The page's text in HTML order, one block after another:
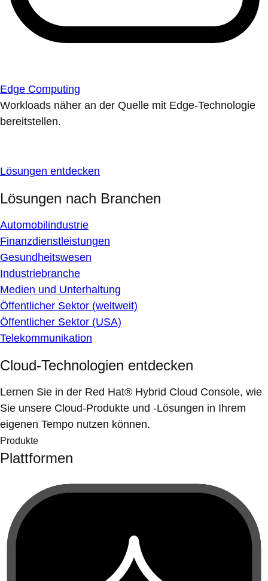
Edge Computing
Workloads näher an der Quelle mit Edge-Technologie
bereitstellen.
Lösungen entdecken
Lösungen nach Branchen
Automobilindustrie
Finanzdienstleistungen
Gesundheitswesen
Industriebranche
Medien und Unterhaltung
Öffentlicher Sektor (weltweit)
Öffentlicher Sektor (USA)
Telekommunikation
Cloud-Technologien entdecken
Lernen Sie in der Red Hat® Hybrid Cloud Console, wie
Sie unsere Cloud-Produkte und -Lösungen in Ihrem
eigenen Tempo nutzen können.
Produkte
Plattformen